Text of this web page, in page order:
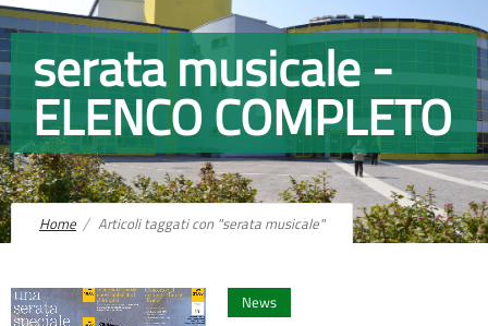
serata musicale -
ELENCO COMPLETO
Home Articoli taggati con "serata musicale"
News